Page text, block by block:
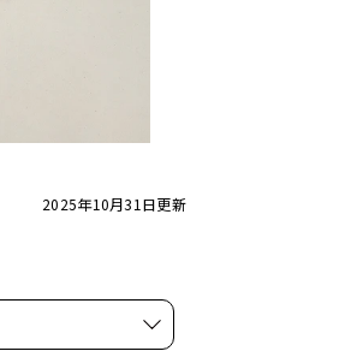
2025年10月31日更新